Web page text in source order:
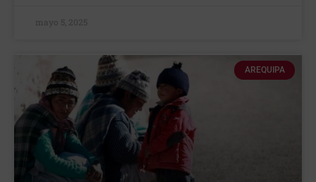
mayo 5, 2025
AREQUIPA